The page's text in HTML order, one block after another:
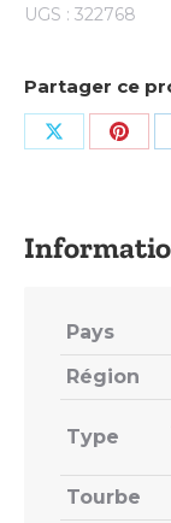
UGS : 322768
Partager ce
Share
Pays
Région
Type
Tourbe